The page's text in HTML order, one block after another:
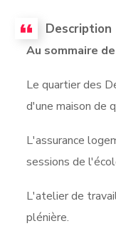
Description
Au sommaire
Le quartier des
d'une maison de
L'assurance
sessions de
L'atelier de
plénière.